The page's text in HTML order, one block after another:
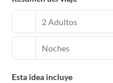
2 Adultos
Noches
Esta idea incluye